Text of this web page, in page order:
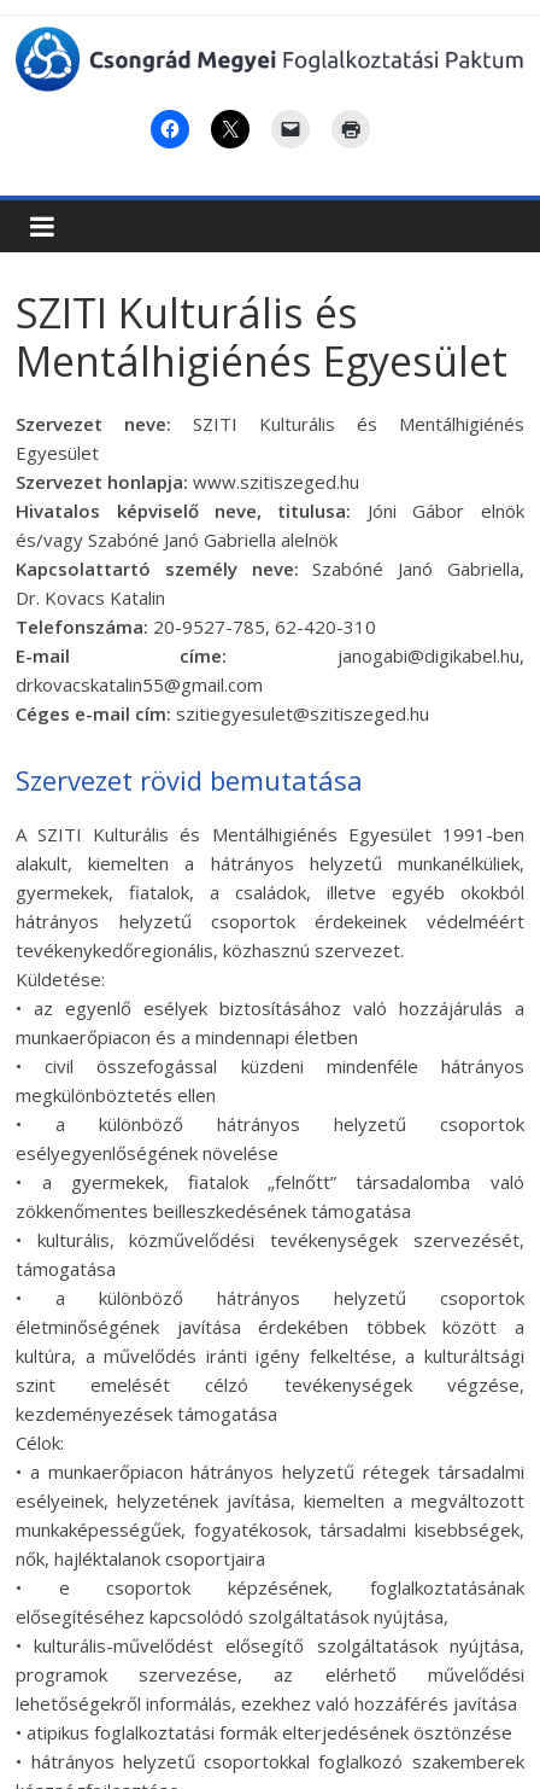
Csongrád
Megyei
Foglalkoztatási
Paktum
SZITI Kulturális és
Mentálhigiénés Egyesület
Szervezet neve: SZITI Kulturális és Mentálhigiénés
Egyesület
Szervezet honlapja: www.szitiszeged.hu
Hivatalos képviselő neve, titulusa: Jóni Gábor elnök
és/vagy Szabóné Janó Gabriella alelnök
Kapcsolattartó személy neve: Szabóné Janó Gabriella,
Dr. Kovacs Katalin
Telefonszáma: 20-9527-785, 62-420-310
E-mail címe: janogabi@digikabel.hu,
drkovacskatalin55@gmail.com
Céges e-mail cím: szitiegyesulet@szitiszeged.hu
Szervezet rövid bemutatása
A SZITI Kulturális és Mentálhigiénés Egyesület 1991-ben
alakult, kiemelten a hátrányos helyzetű munkanélküliek,
gyermekek, fiatalok, a családok, illetve egyéb okokból
hátrányos helyzetű csoportok érdekeinek védelméért
tevékenykedőregionális, közhasznú szervezet.
Küldetése:
• az egyenlő esélyek biztosításához való hozzájárulás a
munkaerőpiacon és a mindennapi életben
• civil összefogással küzdeni mindenféle hátrányos
megkülönböztetés ellen
• a különböző hátrányos helyzetű csoportok
esélyegyenlőségének növelése
• a gyermekek, fiatalok „felnőtt” társadalomba való
zökkenőmentes beilleszkedésének támogatása
• kulturális, közművelődési tevékenységek szervezését,
támogatása
• a különböző hátrányos helyzetű csoportok
életminőségének javítása érdekében többek között a
kultúra, a művelődés iránti igény felkeltése, a kulturáltsági
szint emelését célzó tevékenységek végzése,
kezdeményezések támogatása
Célok:
• a munkaerőpiacon hátrányos helyzetű rétegek társadalmi
esélyeinek, helyzetének javítása, kiemelten a megváltozott
munkaképességűek, fogyatékosok, társadalmi kisebbségek,
nők, hajléktalanok csoportjaira
• e csoportok képzésének, foglalkoztatásának
elősegítéséhez kapcsolódó szolgáltatások nyújtása,
• kulturális-művelődést elősegítő szolgáltatások nyújtása,
programok szervezése, az elérhető művelődési
lehetőségekről informálás, ezekhez való hozzáférés javítása
• atipikus foglalkoztatási formák elterjedésének ösztönzése
• hátrányos helyzetű csoportokkal foglalkozó szakemberek